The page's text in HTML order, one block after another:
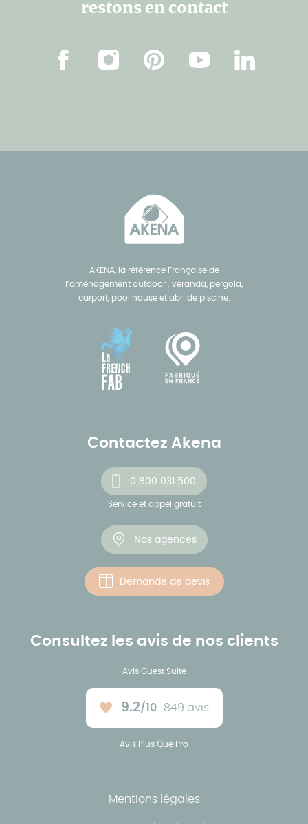
AKENA, la référence Française de
l’aménagement outdoor : véranda, pergola,
carport, pool house et abri de piscine.
Contactez Akena
0 800 031 500
Service et appel gratuit
Nos agences
Demande de devis
Consultez les avis de nos clients
Avis Guest Suite
Note moyenne :
9.2/10 849 avis
Avis Plus Que Pro
restons en contact
FacebookInstagramPinterestYoutubeLinkedin
Mentions légales